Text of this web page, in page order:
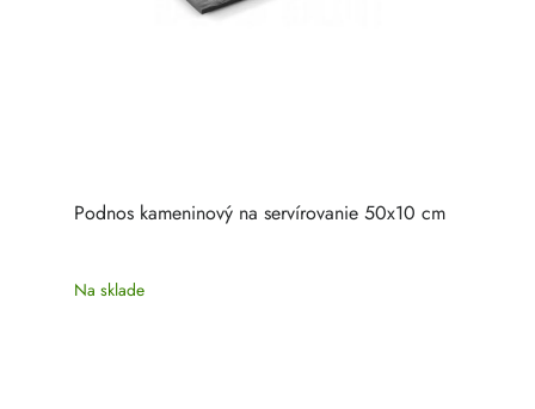
Podnos kameninový na servírovanie 50x10 cm
Na sklade